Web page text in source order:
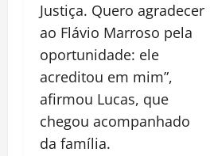
Justiça. Quero agradecer
ao Flávio Marroso pela
oportunidade: ele
acreditou em mim”,
afirmou Lucas, que
chegou acompanhado
da família.